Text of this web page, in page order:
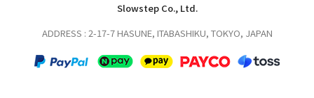
Slowstep Co., Ltd.
ADDRESS : 2-17-7 HASUNE, ITABASHIKU, TOKYO, JAPAN